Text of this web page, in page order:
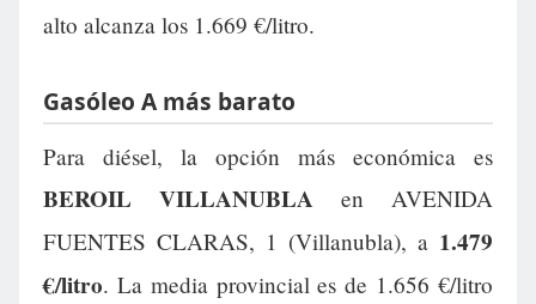
alto alcanza los 1.669 €/litro.
Gasóleo A más barato
Para diésel, la opción más económica es
BEROIL VILLANUBLA en AVENIDA
FUENTES CLARAS, 1 (Villanubla), a 1.479
€/litro. La media provincial es de 1.656 €/litro